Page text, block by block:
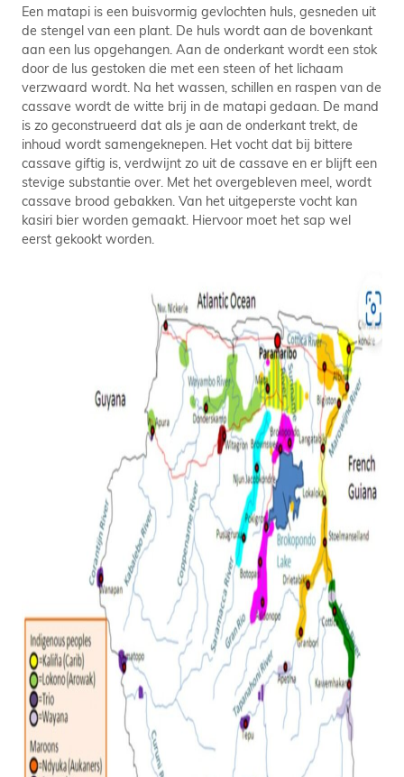
Een matapi is een buisvormig gevlochten huls, gesneden uit
de stengel van een plant. De huls wordt aan de bovenkant
aan een lus opgehangen. Aan de onderkant wordt een stok
door de lus gestoken die met een steen of het lichaam
verzwaard wordt. Na het wassen, schillen en raspen van de
cassave wordt de witte brij in de matapi gedaan. De mand
is zo geconstrueerd dat als je aan de onderkant trekt, de
inhoud wordt samengeknepen. Het vocht dat bij bittere
cassave giftig is, verdwijnt zo uit de cassave en er blijft een
stevige substantie over. Met het overgebleven meel, wordt
cassave brood gebakken. Van het uitgeperste vocht kan
kasiri bier worden gemaakt. Hiervoor moet het sap wel
eerst gekookt worden.